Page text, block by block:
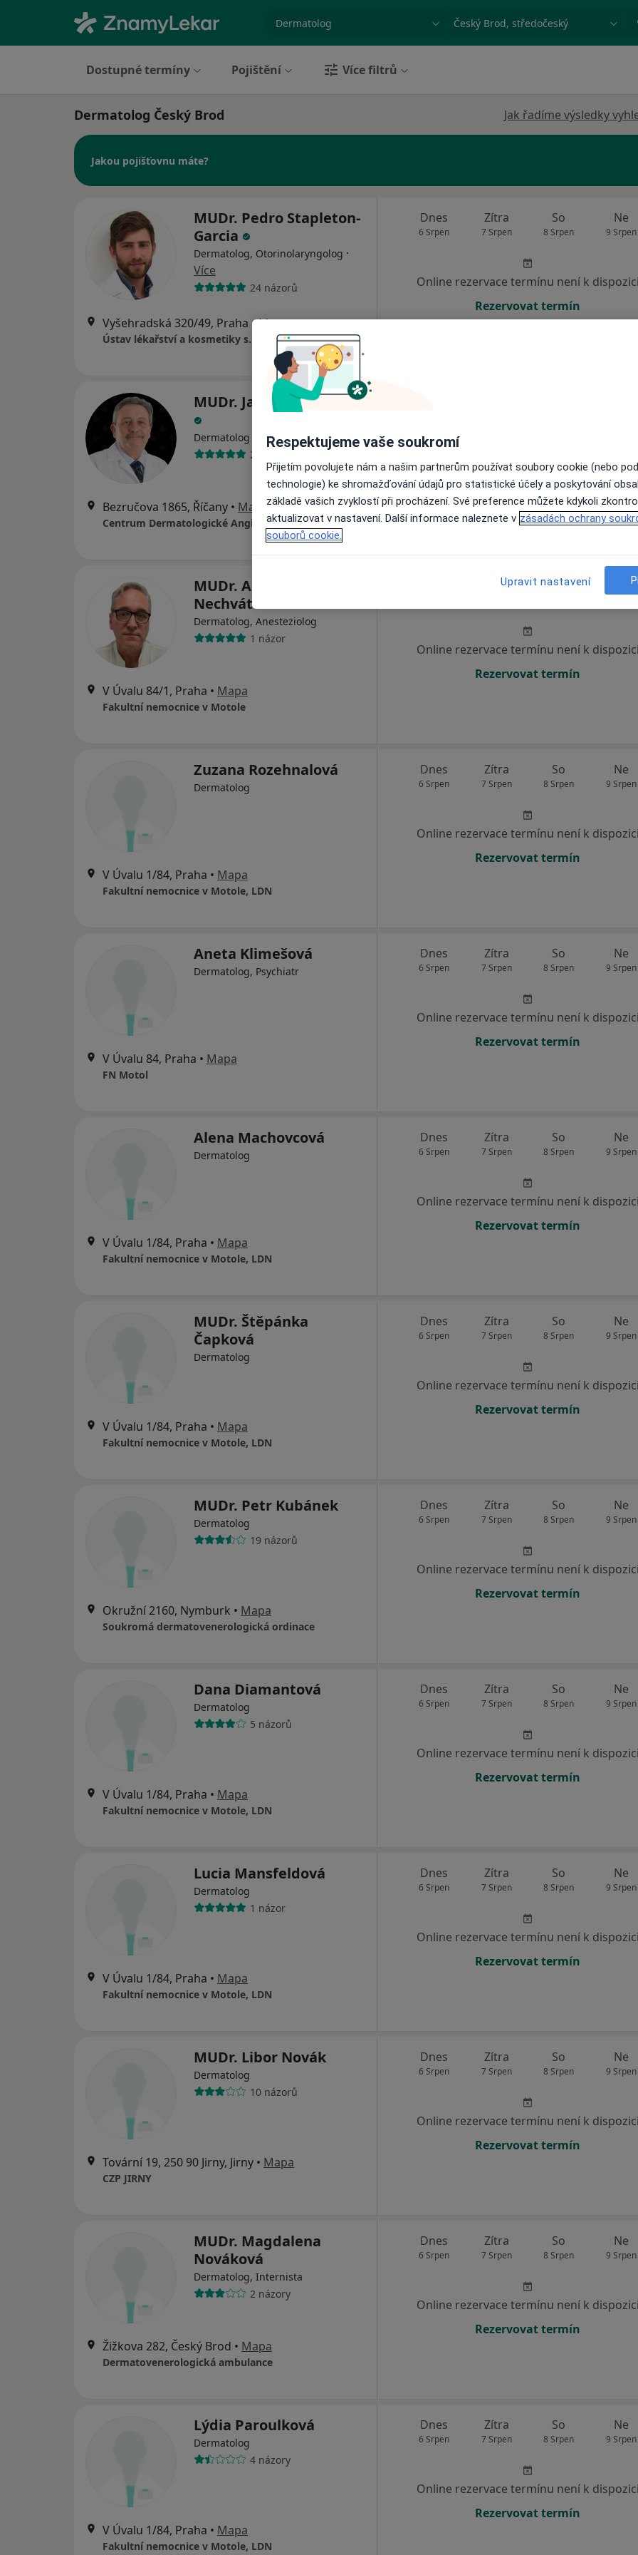
specializace, nemoc nebo příjmeníMěsto nebo region
Dostupné termíny Pojištění Více filtrů
Dermatolog Český Brod Jak řadíme výsledky
Jakou pojišťovnu máte?
MUDr. Pedro Stapleton-
Garcia
Dermatolog, Otorinolaryngolog ·
Více
24 názorů
Vyšehradská 320/49, Praha •Mapa
Ústav lékařství a kosmetiky s.r.o.
Dnes
6 Srpen
Zítra
7 Srpen
So
8 Srpen
Ne
9 Srpen
Online rezervace termínu není k dispozici
Rezervovat termín
MUDr. Jaroslav Strejček
Dermatolog
23 názorů
Bezručova 1865, Říčany • Mapa
Centrum Dermatologické Angiologie /Říčany/
Online rezervace termínu není k
Rezervovat termín
MUDr. Antonín
Nechvátal
Dermatolog, Anesteziolog
1 názor
V Úvalu 84/1, Praha • Mapa
Fakultní nemocnice v Motole
Zítra So
Online rezervace termínu není k dispozici
Rezervovat termín
Zuzana Rozehnalová
Dermatolog
V Úvalu 1/84, Praha • Mapa
Fakultní nemocnice v Motole, LDN
Dnes
6 Srpen
Zítra
7 Srpen
So
8 Srpen
Ne
9 Srpen
Online rezervace termínu není k dispozici
Rezervovat termín
Aneta Klimešová
Dermatolog, Psychiatr
V Úvalu 84, Praha • Mapa
FN Motol
Dnes
6 Srpen
Zítra
7 Srpen
So
8 Srpen
Ne
9 Srpen
Online rezervace termínu není k dispozici
Rezervovat termín
Alena Machovcová
Dermatolog
V Úvalu 1/84, Praha • Mapa
Fakultní nemocnice v Motole, LDN
Dnes
6 Srpen
Zítra
7 Srpen
So
8 Srpen
Ne
9 Srpen
Online rezervace termínu není k dispozici
Rezervovat termín
MUDr. Štěpánka
Čapková
Dermatolog
V Úvalu 1/84, Praha • Mapa
Fakultní nemocnice v Motole, LDN
Dnes
6 Srpen
Zítra
7 Srpen
So
8 Srpen
Ne
9 Srpen
Online rezervace termínu není k dispozici
Rezervovat termín
MUDr. Petr Kubánek
Dermatolog
19 názorů
Okružní 2160, Nymburk • Mapa
Soukromá dermatovenerologická ordinace
Dnes
6 Srpen
Zítra
7 Srpen
So
8 Srpen
Ne
9 Srpen
Online rezervace termínu není k dispozici
Rezervovat termín
Dana Diamantová
Dermatolog
5 názorů
V Úvalu 1/84, Praha • Mapa
Fakultní nemocnice v Motole, LDN
Dnes
6 Srpen
Zítra
7 Srpen
So
8 Srpen
Ne
9 Srpen
Online rezervace termínu není k dispozici
Rezervovat termín
Lucia Mansfeldová
Dermatolog
1 názor
V Úvalu 1/84, Praha • Mapa
Fakultní nemocnice v Motole, LDN
Dnes
6 Srpen
Zítra
7 Srpen
So
8 Srpen
Ne
9 Srpen
Online rezervace termínu není k dispozici
Rezervovat termín
MUDr. Libor Novák
Dermatolog
10 názorů
Tovární 19, 250 90 Jirny, Jirny • Mapa
CZP JIRNY
Dnes
6 Srpen
Zítra
7 Srpen
So
8 Srpen
Ne
9 Srpen
Online rezervace termínu není k dispozici
Rezervovat termín
MUDr. Magdalena
Nováková
Dermatolog, Internista
2 názory
Žižkova 282, Český Brod • Mapa
Dermatovenerologická ambulance
Dnes
6 Srpen
Zítra
7 Srpen
So
8 Srpen
Ne
9 Srpen
Online rezervace termínu není k dispozici
Rezervovat termín
Lýdia Paroulková
Dermatolog
4 názory
V Úvalu 1/84, Praha • Mapa
Fakultní nemocnice v Motole, LDN
Dnes
6 Srpen
Zítra
7 Srpen
So
8 Srpen
Ne
9 Srpen
Online rezervace termínu není k dispozici
Rezervovat termín
Respektujeme vaše soukromí
Přijetím povolujete nám a našim partnerům používat soubory cookie (nebo
technologie) ke shromažďování údajů pro statistické účely a poskytování
základě vašich zvyklostí při procházení. Své preference můžete kdykoli
aktualizovat v nastavení. Další informace naleznete v zásadách ochrany
souborů cookie.
Upravit nastavení